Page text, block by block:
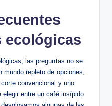
ecológicas
las preguntas no se
repleto de opciones,
convencional y uno
entre un café insípido